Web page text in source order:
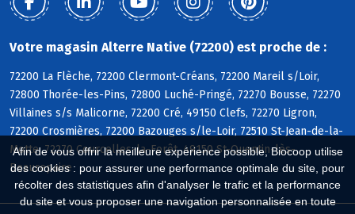
Afin de vous offrir la meilleure expérience possible, Biocoop utilise
des cookies : pour assurer une performance optimale du site, pour
récolter des statistiques afin d'analyser le trafic et la performance
du site et vous proposer une navigation personnalisée en toute
Votre magasin Alterre Native (72200) est proche de :
72200 La Flèche, 72200 Clermont-Créans, 72200 Mareil s/Loir,
72800 Thorée-les-Pins, 72800 Luché-Pringé, 72270 Bousse, 72270
Villaines s/s Malicorne, 72200 Cré, 49150 Clefs, 72270 Ligron,
72200 Crosmières, 72200 Bazouges s/le-Loir, 72510 St-Jean-de-la-
Motte, 72270 Courcelles-la-Forêt, 49150 St-Quentin-lès-
Beaurepaire